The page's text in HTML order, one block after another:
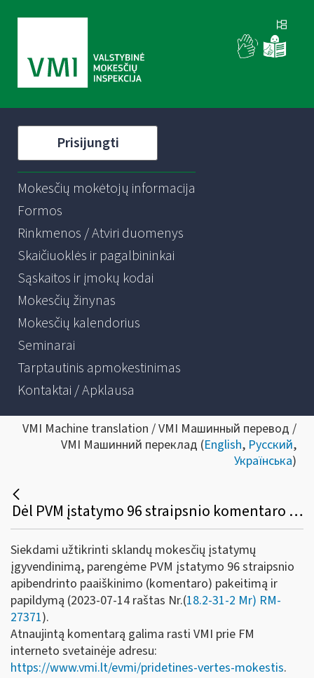
Prisijungti
Mokesčių mokėtojų informacija
Formos
Rinkmenos / Atviri duomenys
Skaičiuoklės ir pagalbininkai
Sąskaitos ir įmokų kodai
Mokesčių žinynas
Mokesčių kalendorius
Seminarai
Tarptautinis apmokestinimas
Kontaktai / Apklausa
VMI Machine translation / VMI Машинный перевод /
VMI Машинний переклад (English, Русский,
Українська)
Dėl PVM įstatymo 96 straipsnio komentaro pakeitimo ir papildymo
Siekdami užtikrinti sklandų mokesčių įstatymų
įgyvendinimą, parengėme PVM įstatymo 96 straipsnio
apibendrinto paaiškinimo (komentaro) pakeitimą ir
papildymą (2023-07-14 raštas Nr.(18.2-31-2 Mr) RM-
27371).
Atnaujintą komentarą galima rasti VMI prie FM
interneto svetainėje adresu:
https://www.vmi.lt/evmi/pridetines-vertes-mokestis.